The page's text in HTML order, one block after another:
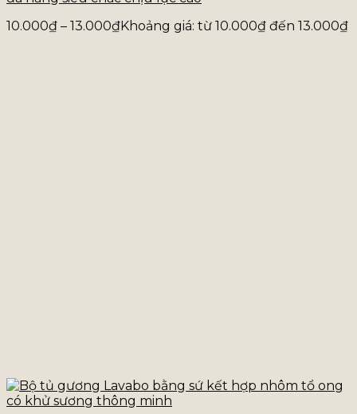
10.000₫ – 13.000₫Khoảng giá: từ 10.000₫ đến 13.000₫